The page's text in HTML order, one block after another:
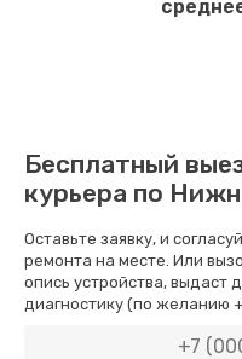
Бесплатный
курьера по
Оставьте заявку, и
ремонта на месте. Или
опись устройства, выдаст
диагностику (по желанию